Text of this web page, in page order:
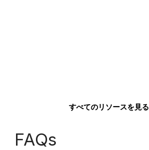
すべてのリソースを見る
FAQs